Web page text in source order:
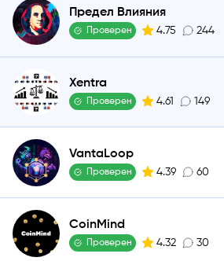
Предел Влияния
Проверен 4.75 244
Xentra
Проверен 4.61 149
VantaLoop
Проверен 4.39 60
CoinMind
Проверен 4.32 30